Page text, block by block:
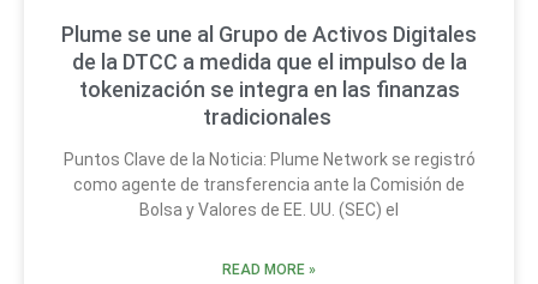
Plume se une al Grupo de Activos Digitales
de la DTCC a medida que el impulso de la
tokenización se integra en las finanzas
tradicionales
Puntos Clave de la Noticia: Plume Network se registró
como agente de transferencia ante la Comisión de
Bolsa y Valores de EE. UU. (SEC) el
READ MORE »